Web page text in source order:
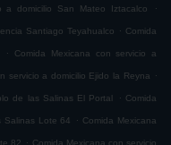
a domicilio San Mateo Iztacalco .
Santiago Teyahualco . Comida
. Comida Mexicana con servicio a
servicio a domicilio Ejido la Reyna .
de las Salinas El Portal . Comida
Salinas Lote 64 . Comida Mexicana
82 . Comida Mexicana con servicio